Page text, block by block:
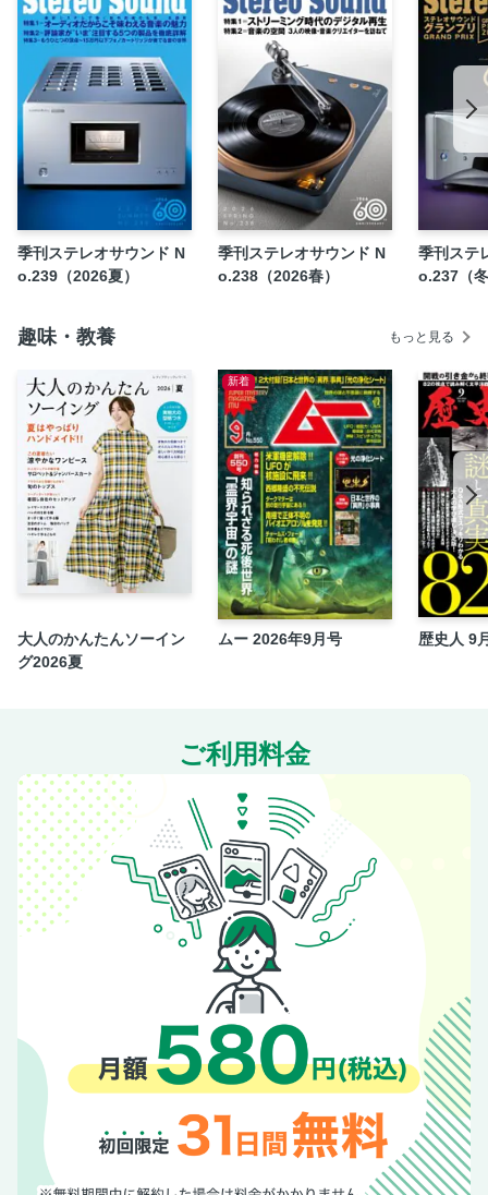
波瀾万丈なれど楽しきかなわがオーディオ ウエスギ導入記
黛 健司
SS Interview 聞き手・構成 三浦孝仁／山之内 正
連載 聴く鏡 菅原正二
連載 続ニアフィールドリスニングの快楽 和田博巳
春の新着モデル徹底試聴 Exciting Components
New Components Review 2026 SPRING
SOUND SCOPE 逆木 一／山本浩司
主な試聴音源
SS HOT NEWS 三浦孝仁
連載 SS NEW MUSIC GUIDE & ESSAY for Audiophiles
連載 名盤深聴 高橋健太郎
連載 名曲が染みる 小林慎一郎
連載 名曲には理わけ由がある 舩木篤也
新譜紹介 アールアンフィニ・レーベル「アルティメイト・
サウンド・シリーズ」続編登場 三浦孝仁
新譜紹介 エソテリックSACD名盤復刻シリーズ 宮下 博
新譜紹介 米国ヤーラン・レコーズが日本の若き四重奏団 ク
ァルテット・インテグラの新作をリリース 宮下 博
SS Information
ステレオサウンドグランプリ ゴールデンサウンド賞受賞に
ステレオサウンド オリジナル音楽ソフト カタログ
季刊ステレオサウンド N
o.239（2026夏）
季刊ステレオサウンド N
o.238（2026春）
季刊ステ
o.237（
趣味・教養 もっと見る
大人のかんたんソーイン
グ2026夏
新着
ムー 2026年9月号 歴史人 9
ご利用料金